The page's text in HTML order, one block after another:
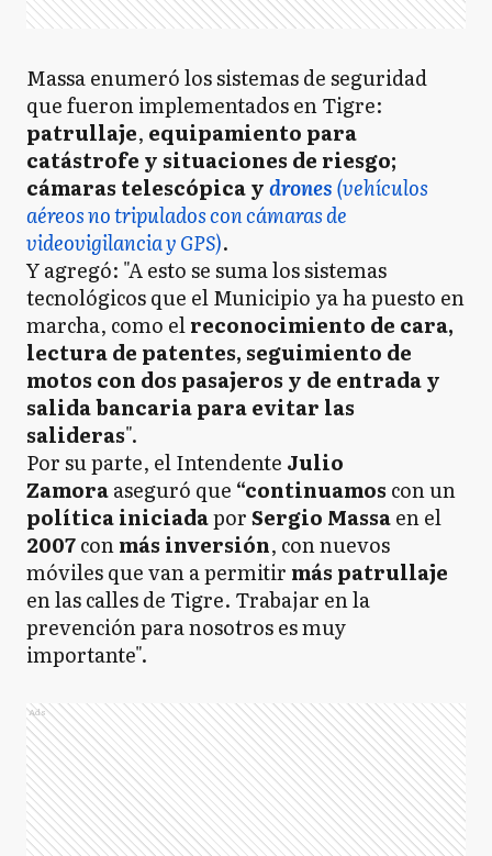
Massa enumeró los sistemas de seguridad
que fueron implementados en Tigre:
patrullaje, equipamiento para
catástrofe y situaciones de riesgo;
cámaras telescópica ydrones(vehículos
aéreos no tripulados con cámaras de
videovigilancia y GPS).
Y agregó: "A esto se suma los sistemas
tecnológicos que el Municipio ya ha puesto en
marcha, como elreconocimiento de cara,
lectura de patentes, seguimiento de
motos con dos pasajeros y de entrada y
salida bancaria para evitar las
salideras".
Por su parte, el Intendente Julio
Zamoraaseguró que “continuamos con un
política iniciadaporSergio Massaen el
2007conmás inversión, con nuevos
móviles que van a permitir más patrullaje
en las calles de Tigre. Trabajar en la
prevención para nosotros es muy
importante".
Ads